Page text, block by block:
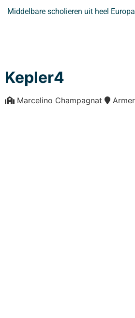
Middelbare scholieren uit heel
Kepler4
Marcelino Champagnat